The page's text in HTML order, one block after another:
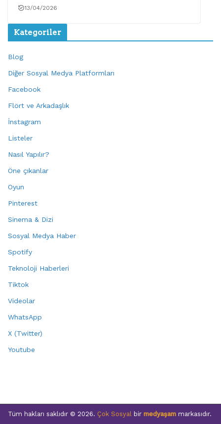
13/04/2026
Kategoriler
Blog
Diğer Sosyal Medya Platformları
Facebook
Flört ve Arkadaşlık
İnstagram
Listeler
Nasıl Yapılır?
Öne çıkanlar
Oyun
Pinterest
Sinema & Dizi
Sosyal Medya Haber
Spotify
Teknoloji Haberleri
Tiktok
Videolar
WhatsApp
X (Twitter)
Youtube
Tüm hakları saklıdır © 2026. Çok Sosyal bir medyaşam markasıdır.